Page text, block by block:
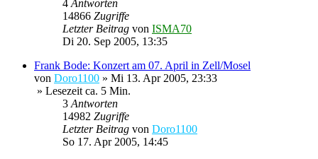
4Antworten
14866 Zugriffe
Letzter Beitrag von ISMA70
Di 20. Sep 2005, 13:35
Frank Bode: Konzert am 07. April in Zell/Mosel
von Doro1100 » Mi 13. Apr 2005, 23:33
» Lesezeit ca. 5 Min.
3Antworten
14982 Zugriffe
Letzter Beitrag von Doro1100
So 17. Apr 2005, 14:45